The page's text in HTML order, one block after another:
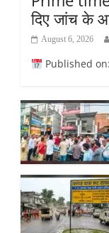
दिए जांच के
August 6, 2026
Published on: